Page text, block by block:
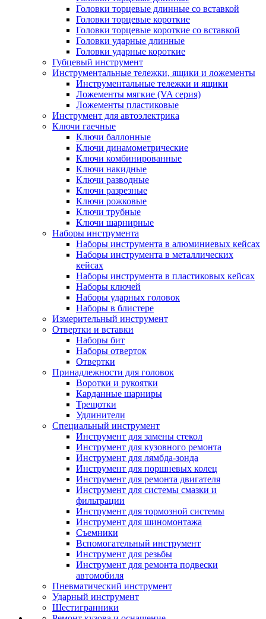
Головки торцевые длинные со вставкой
Головки торцевые короткие
Головки торцевые короткие со вставкой
Головки ударные длинные
Головки ударные короткие
Губцевый инструмент
Инструментальные тележки, ящики и ложементы
Инструментальные тележки и ящики
Ложементы мягкие (VA серия)
Ложементы пластиковые
Инструмент для автоэлектрика
Ключи гаечные
Ключи баллонные
Ключи динамометрические
Ключи комбинированные
Ключи накидные
Ключи разводные
Ключи разрезные
Ключи рожковые
Ключи трубные
Ключи шарнирные
Наборы инструмента
Наборы инструмента в алюминиевых кейсах
Наборы инструмента в металлических
кейсах
Наборы инструмента в пластиковых кейсах
Наборы ключей
Наборы ударных головок
Наборы в блистере
Измерительный инструмент
Отвертки и вставки
Наборы бит
Наборы отверток
Отвертки
Принадлежности для головок
Воротки и рукоятки
Карданные шарниры
Трещотки
Удлинители
Специальный инструмент
Инструмент для замены стекол
Инструмент для кузовного ремонта
Инструмент для лямбда-зонда
Инструмент для поршневых колец
Инструмент для ремонта двигателя
Инструмент для системы смазки и
фильтрации
Инструмент для тормозной системы
Инструмент для шиномонтажа
Съемники
Вспомогательный инструмент
Инструмент для резьбы
Инструмент для ремонта подвески
автомобиля
Пневматический инструмент
Ударный инструмент
Шестигранники